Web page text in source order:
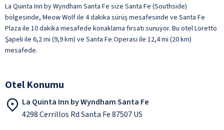
La Quinta Inn by Wyndham Santa Fe size Santa Fe (Southside)
bölgesinde, Meow Wolf ile 4 dakika sürüş mesafesinde ve Santa Fe
Plaza ile 10 dakika mesafede konaklama fırsatı sunuyor. Bu otel Loretto
Şapeli ile 6,2 mi (9,9 km) ve Santa Fe Operası ile 12,4 mi (20 km)
mesafede.
Otel Konumu
La Quinta Inn by Wyndham Santa Fe
4298 Cerrillos Rd Santa Fe 87507 US